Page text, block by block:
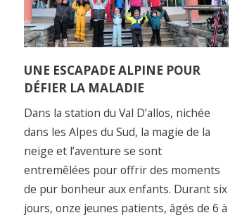
UNE ESCAPADE ALPINE POUR
DÉFIER LA MALADIE
Dans la station du Val D’allos, nichée
dans les Alpes du Sud, la magie de la
neige et l’aventure se sont
entremêlées pour offrir des moments
de pur bonheur aux enfants. Durant six
jours, onze jeunes patients, âgés de 6 à